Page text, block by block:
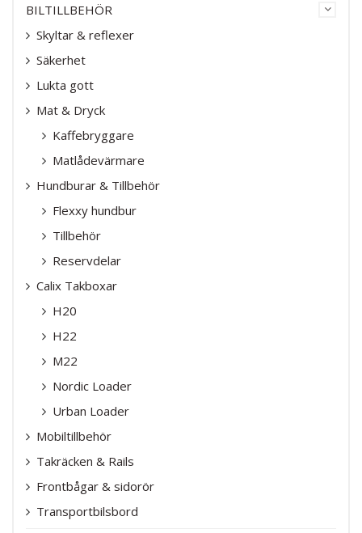
BILTILLBEHÖR
Skyltar & reflexer
Säkerhet
Lukta gott
Mat & Dryck
Kaffebryggare
Matlådevärmare
Hundburar & Tillbehör
Flexxy hundbur
Tillbehör
Reservdelar
Calix Takboxar
H20
H22
M22
Nordic Loader
Urban Loader
Mobiltillbehör
Takräcken & Rails
Frontbågar & sidorör
Transportbilsbord